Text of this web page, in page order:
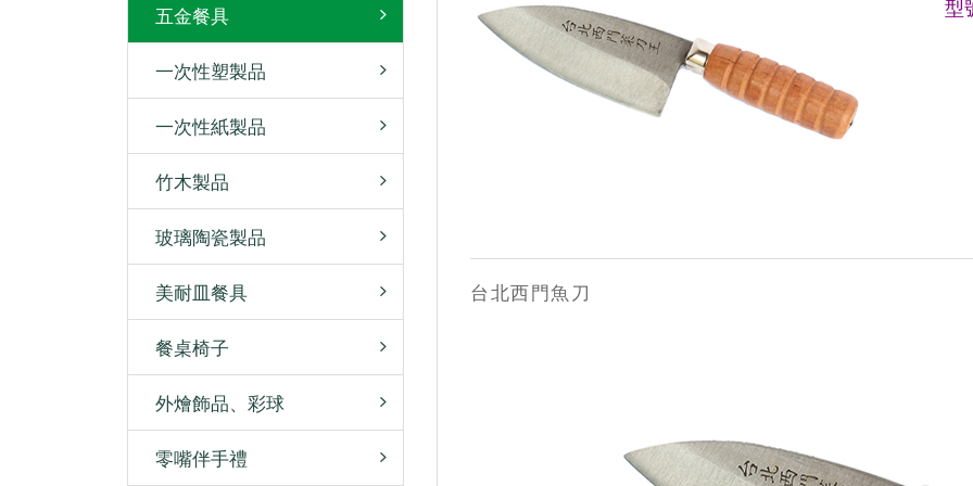
五金餐具
一次性塑製品
一次性紙製品
竹木製品
玻璃陶瓷製品
美耐皿餐具
餐桌椅子
外燴飾品、彩球
零嘴伴手禮
型
台北西門魚刀